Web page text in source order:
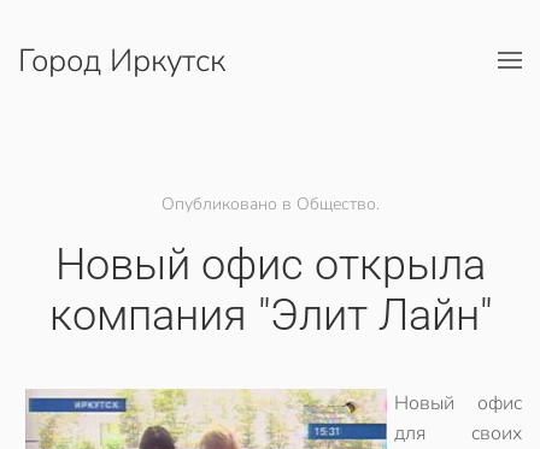
Перейти к содержимому
Город Иркутск
Опубликовано в Общество.
Новый офис открыла
компания "Элит Лайн"
Новый офис
для своих